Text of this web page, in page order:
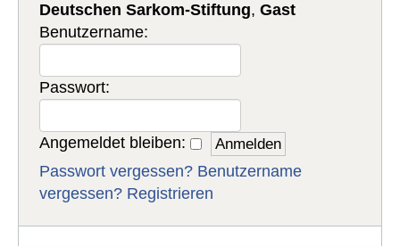
Deutschen Sarkom-Stiftung,Gast
Benutzername:
Passwort:
Angemeldet bleiben:
Passwort vergessen? Benutzername
vergessen? Registrieren